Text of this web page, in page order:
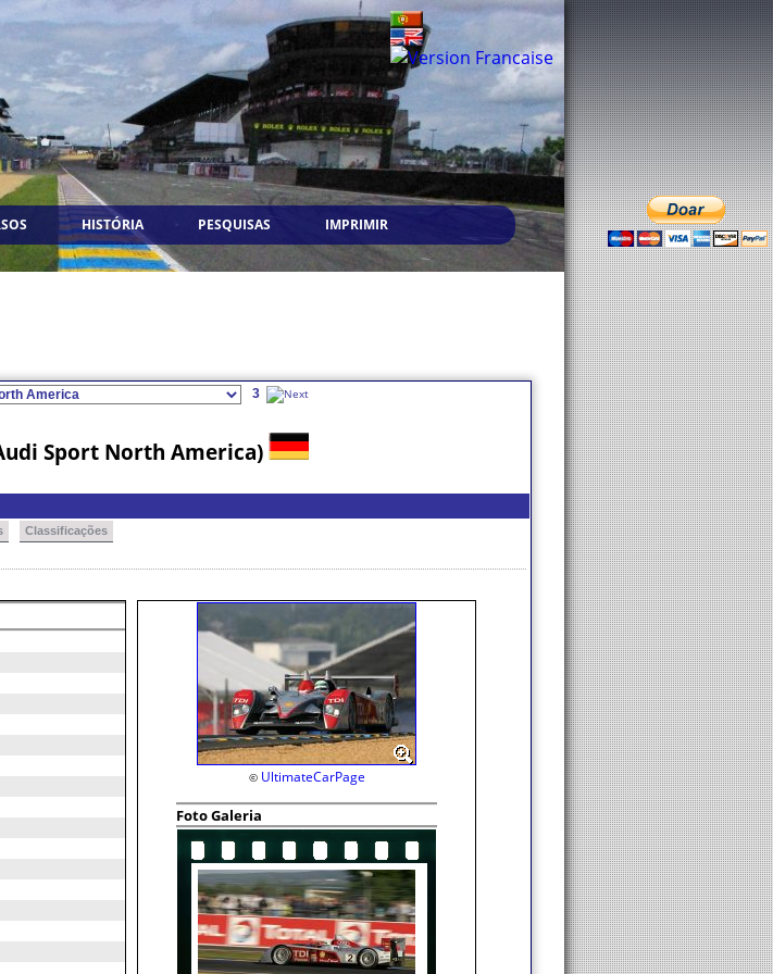
HISTÓRIA PESQUISAS IMPRIMIR
3
Sport North America)
Classificações
© UltimateCarPage
Foto Galeria